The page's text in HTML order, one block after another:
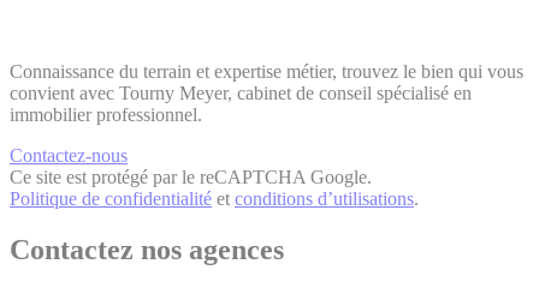
Connaissance du terrain et expertise métier, trouvez le bien qui vous
convient avec Tourny Meyer, cabinet de conseil spécialisé en
immobilier professionnel.
Contactez-nous
Ce site est protégé par le reCAPTCHA Google.
Politique de confidentialité et conditions d’utilisations.
Contactez nos agences